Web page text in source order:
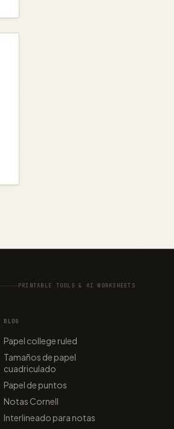
PRINTABLE TOOLS & AI WORKSHEETS
BLOG
Papel college ruled
Tamaños de papel
cuadriculado
Papel de puntos
Notas Cornell
Interlineado para notas